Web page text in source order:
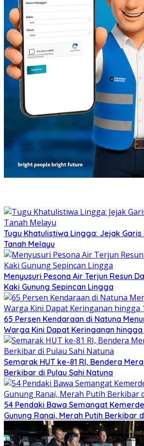
Tugu Khatulistiwa Lingga: Jejak Garis
Tanah Melayu
Menyusuri Pesona Air Terjun Resun
Kaki Gunung Sepincan Lingga
65 Persen Kendaraan di Natuna
Warga Kini Dapat Keringanan hingga
Semarak HUT ke-81 RI, Bendera
Berkibar di Pulau Sahi Natuna
54 Pendaki Bawa Semangat
Gunung Ranai, Merah Putih Berkibar